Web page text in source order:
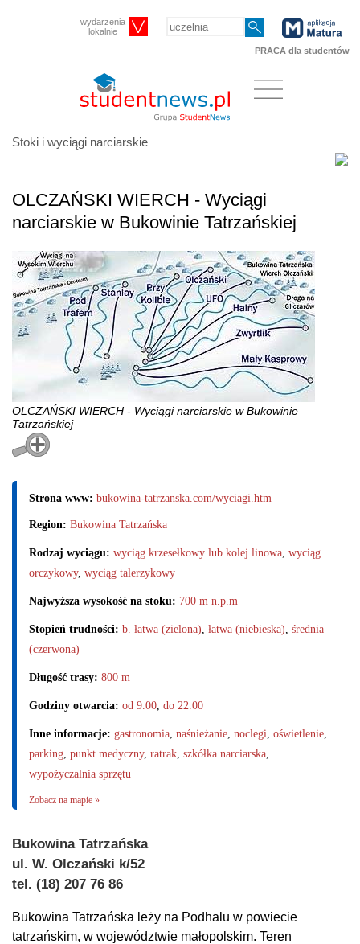
wydarzenia
lokalnie
PRACA dla studentów
Stoki i wyciągi narciarskie
OLCZAŃSKI WIERCH - Wyciągi
narciarskie w Bukowinie Tatrzańskiej
OLCZAŃSKI WIERCH - Wyciągi narciarskie w Bukowinie
Tatrzańskiej
Strona www: bukowina-tatrzanska.com/wyciagi.htm
Region: Bukowina Tatrzańska
Rodzaj wyciągu: wyciąg krzesełkowy lub kolej linowa wyciąg
orczykowy, wyciąg talerzykowy
Najwyższa wysokość na stoku: 700 m n.p.m
Stopień trudności: b. łatwa (zielona) łatwa (niebieska) średnia
(czerwona)
Długość trasy: 800 m
Godziny otwarcia: od 9.00 do 22.00
Inne informacje: gastronomia naśnieżanie noclegi oświetlenie
parking punkt medyczny, ratrak szkółka narciarska
wypożyczalnia sprzętu
Zobacz na mapie »
Bukowina Tatrzańska
ul. W. Olczański k/52
tel. (18) 207 76 86
Bukowina Tatrzańska leży na Podhalu w powiecie
tatrzańskim, w województwie małopolskim. Teren